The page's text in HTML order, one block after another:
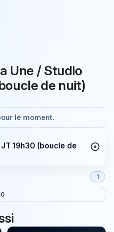
Une / Studio
de nuit)
le moment.
19h30 (boucle de
1